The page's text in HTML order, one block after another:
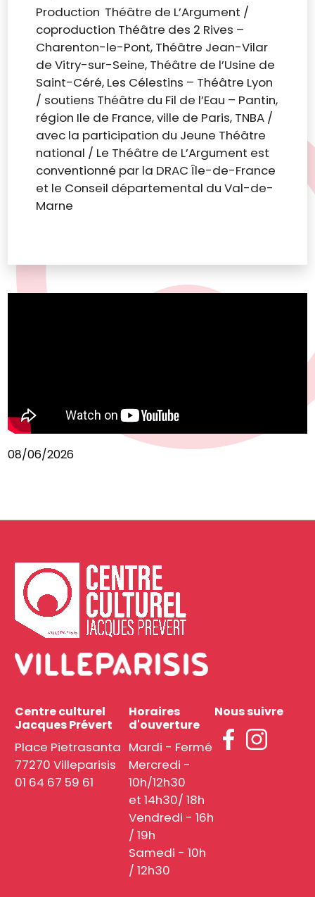
Production Théâtre de L’Argument /
coproduction Théâtre des 2 Rives –
Charenton-le-Pont, Théâtre Jean-Vilar
de Vitry-sur-Seine, Théâtre de l’Usine de
Saint-Céré, Les Célestins – Théâtre Lyon
/ soutiens Théâtre du Fil de l’Eau – Pantin,
région Ile de France, ville de Paris, TNBA /
avec la participation du Jeune Théâtre
national / Le Théâtre de L’Argument est
conventionné par la DRAC Île-de-France
et le Conseil départemental du Val-de-
Marne
08/06/2026
Centre culturel
Jacques Prévert
Place Pietrasanta
77270 Villeparisis
01 64 67 59 61
Horaires
d'ouverture
Mardi - Fermé
Mercredi -
10h/12h30
et 14h30/ 18h
Vendredi - 16h
/ 19h
Samedi - 10h
/ 12h30
Nous suivre